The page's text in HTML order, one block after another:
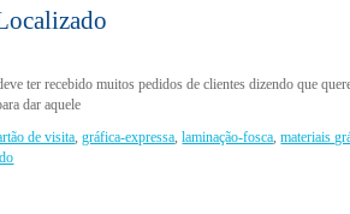
ter recebido muitos pedidos de clientes dizendo que
dar aquele
de visita,gráfica-expressa,laminação-fosca,materiais